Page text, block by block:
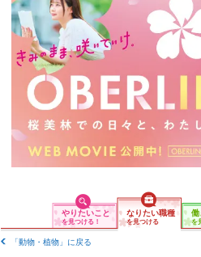
やりたいこと
を見つける！
なりたい職種
を見つける
働
を
「動物・植物」に戻る